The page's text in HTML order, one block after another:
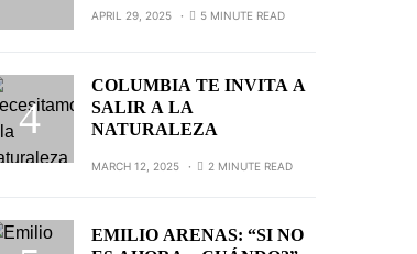
APRIL 29, 2025 5 MINUTE READ
COLUMBIA TE INVITA A
SALIR A LA
NATURALEZA
MARCH 12, 2025 2 MINUTE READ
EMILIO ARENAS: “SI NO